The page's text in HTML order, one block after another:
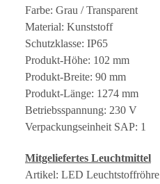
Farbe: Grau / Transparent
Material: Kunststoff
Schutzklasse: IP65
Produkt-Höhe: 102 mm
Produkt-Breite: 90 mm
Produkt-Länge: 1274 mm
Betriebsspannung: 230 V
Verpackungseinheit SAP: 1
Mitgeliefertes Leuchtmittel
Artikel: LED Leuchtstoffröhre